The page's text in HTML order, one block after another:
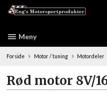
Meny
Forside Motor / tuning Motordeler
Rød motor 8V/